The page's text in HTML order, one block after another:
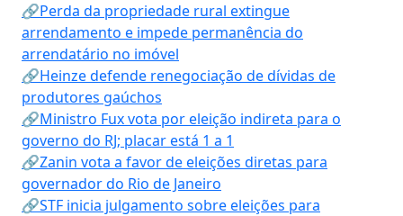
🔗Perda da propriedade rural extingue
arrendamento e impede permanência do
arrendatário no imóvel
🔗Heinze defende renegociação de dívidas de
produtores gaúchos
🔗Ministro Fux vota por eleição indireta para o
governo do RJ; placar está 1 a 1
🔗Zanin vota a favor de eleições diretas para
governador do Rio de Janeiro
🔗STF inicia julgamento sobre eleições para